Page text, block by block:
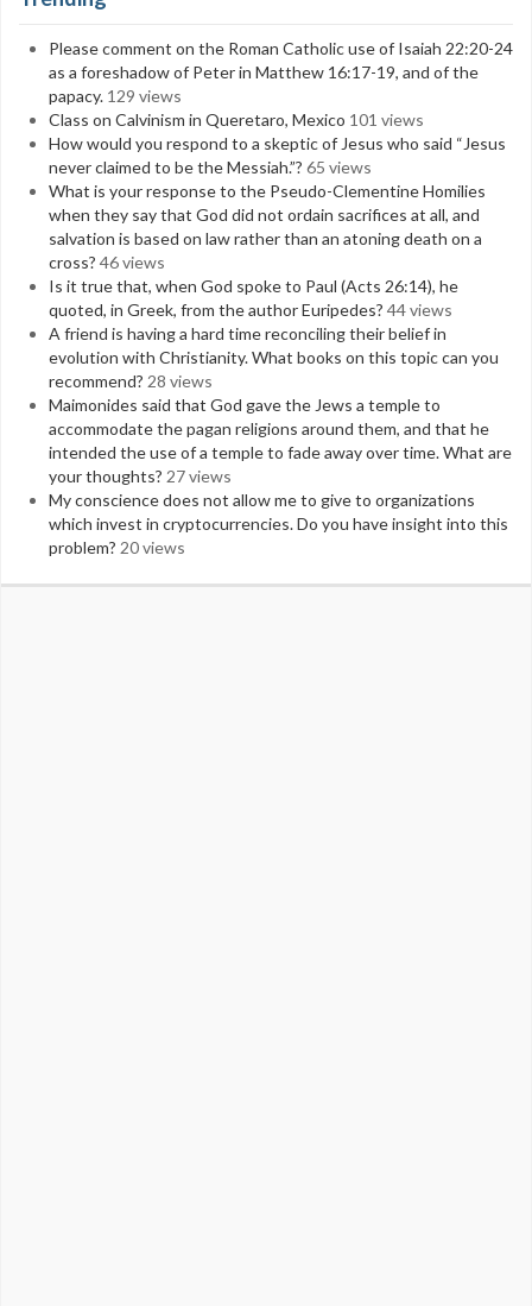
Please comment on the Roman Catholic use of Isaiah 22:20-24
as a foreshadow of Peter in Matthew 16:17-19, and of the
papacy. 129 views
Class on Calvinism in Queretaro, Mexico 101 views
How would you respond to a skeptic of Jesus who said “Jesus
never claimed to be the Messiah.”? 65 views
What is your response to the Pseudo-Clementine Homilies
when they say that God did not ordain sacrifices at all, and
salvation is based on law rather than an atoning death on a
cross? 46 views
Is it true that, when God spoke to Paul (Acts 26:14), he
quoted, in Greek, from the author Euripedes? 44 views
A friend is having a hard time reconciling their belief in
evolution with Christianity. What books on this topic can you
recommend? 28 views
Maimonides said that God gave the Jews a temple to
accommodate the pagan religions around them, and that he
intended the use of a temple to fade away over time. What are
your thoughts? 27 views
My conscience does not allow me to give to organizations
which invest in cryptocurrencies. Do you have insight into this
problem? 20 views